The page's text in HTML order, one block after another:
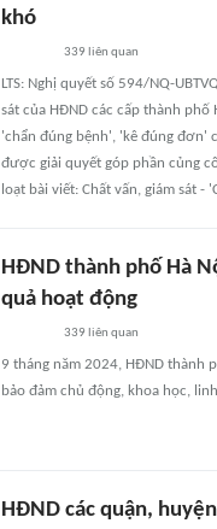
khó
339 liên quan
LTS: Nghị quyết số 594/NQ-
sát của HĐND các cấp thành phố
'chẩn đúng bệnh', 'kê đúng đơn'
được giải quyết góp phần củng
loạt bài viết: Chất vấn, giám sát
HĐND thành phố Hà
quả hoạt động
339 liên quan
9 tháng năm 2024, HĐND thành
bảo đảm chủ động, khoa học,
HĐND các quận,